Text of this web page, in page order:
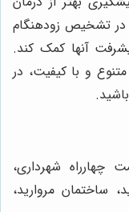
در تشخیص زودهنگام
آنها کمک کند.
و با کیفیت، در
شهرداری،
ساختمان مروارید،